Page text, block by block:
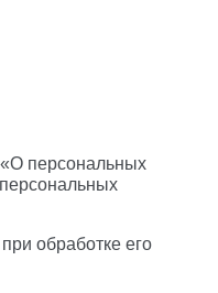
персональных
обработке его